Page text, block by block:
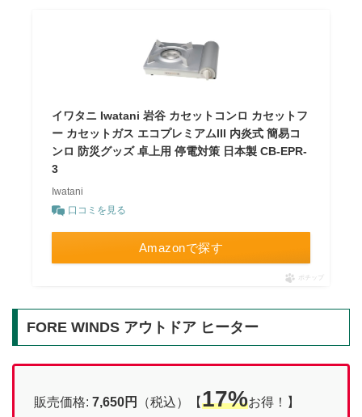
イワタニ Iwatani 岩谷 カセットコンロ カセットフ
ー カセットガス エコプレミアムIII 内炎式 簡易コ
ンロ 防災グッズ 卓上用 停電対策 日本製 CB-EPR-
3
Iwatani
口コミを見る
Amazonで探す
ポチップ
FORE WINDS アウトドア ヒーター
販売価格: 7,650円 （税込）【17%お得！】